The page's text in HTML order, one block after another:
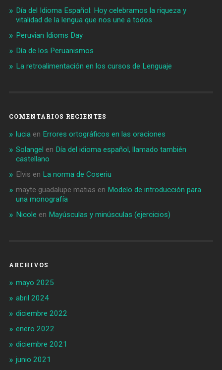
Día del Idioma Español: Hoy celebramos la riqueza y
vitalidad de la lengua que nos une a todos
Peruvian Idioms Day
Día de los Peruanismos
La retroalimentación en los cursos de Lenguaje
COMENTARIOS RECIENTES
luciaen Errores ortográficos en las oraciones
Solangel en Día del idioma español, llamado también
castellano
Elvis en La norma de Coseriu
mayte guadalupe matias en Modelo de introducción para
una monografía
Nicole en Mayúsculas y minúsculas (ejercicios)
ARCHIVOS
mayo 2025
abril 2024
diciembre 2022
enero 2022
diciembre 2021
junio 2021